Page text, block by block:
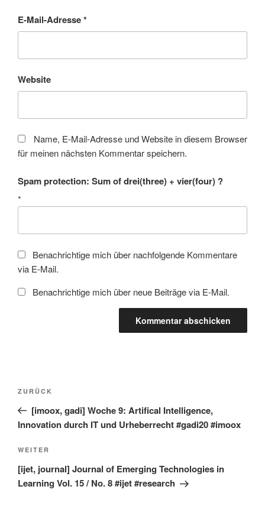
E-Mail-Adresse*
Website
Name, E-Mail-Adresse und Website in diesem Browser
für meinen nächsten Kommentar speichern.
Spam protection: Sum of drei(three) + vier(four) ?
*
Benachrichtige mich über nachfolgende Kommentare
via E-Mail.
Benachrichtige mich über neue Beiträge via E-Mail.
Beitragsnavigation
Vorheriger
Beitrag
ZURÜCK
[imoox, gadi] Woche 9: Artifical Intelligence,
Innovation durch IT und Urheberrecht #gadi20 #imoox
Nächster
Beitrag
WEITER
[ijet, journal] Journal of Emerging Technologies in
Learning Vol. 15 / No. 8 #ijet #research